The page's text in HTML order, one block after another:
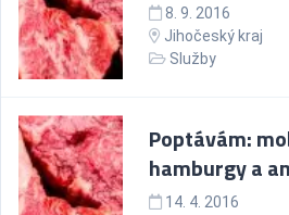
8. 9. 2016
Jihočeský kraj
Služby
Poptávám:
hamburgy a
14. 4. 2016